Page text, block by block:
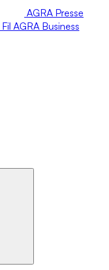
AGRA Presse
Fil AGRA Business